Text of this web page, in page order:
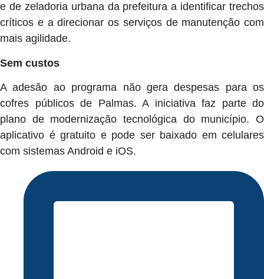
e de zeladoria urbana da prefeitura a identificar trechos
críticos e a direcionar os serviços de manutenção com
mais agilidade.
Sem custos
A adesão ao programa não gera despesas para os
cofres públicos de Palmas. A iniciativa faz parte do
plano de modernização tecnológica do município. O
aplicativo é gratuito e pode ser baixado em celulares
com sistemas Android e iOS.